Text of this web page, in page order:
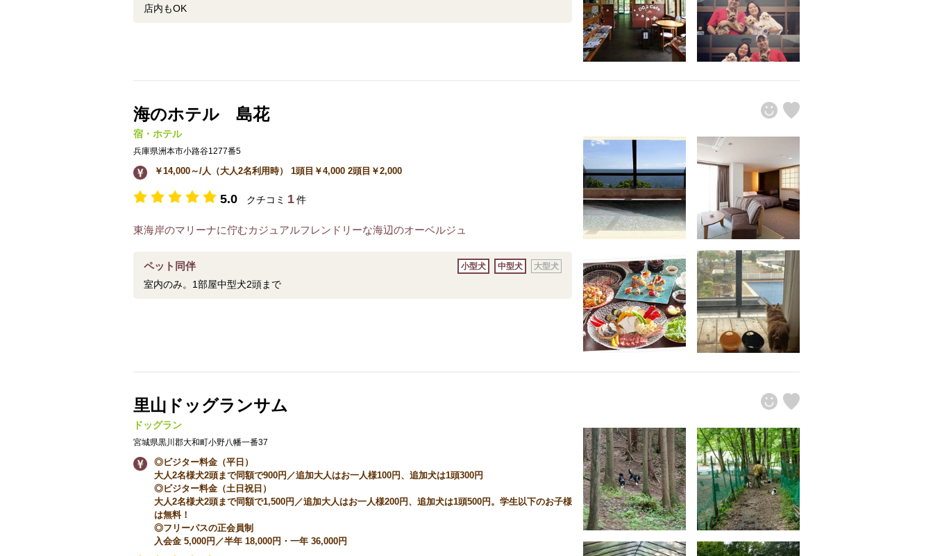
店内もOK
海のホテル 島花
宿・ホテル
兵庫県洲本市小路谷1277番5
￥14,000～/人（大人2名利用時） 1頭目￥4,000 2頭目￥2,000
5.0 クチコミ 1件
東海岸のマリーナに佇むカジュアルフレンドリーな海辺のオーベルジュ
ペット同伴
室内のみ。1部屋中型犬2頭まで
小型犬 中型犬 大型犬
里山ドッグランサム
ドッグラン
宮城県黒川郡大和町小野八幡一番37
◎ビジター料金（平日）
大人2名様犬2頭まで同額で900円／追加大人はお一人様100円、追加犬は1頭300円
◎ビジター料金（土日祝日）
大人2名様犬2頭まで同額で1,500円／追加大人はお一人様200円、追加犬は1頭500円。学生以下のお子様
は無料！
◎フリーパスの正会員制
入会金 5,000円／半年 18,000円・一年 36,000円